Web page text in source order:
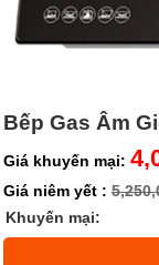
Bếp Gas Âm
Giá khuyến mại:
Giá niêm yết :
Khuyến mại: